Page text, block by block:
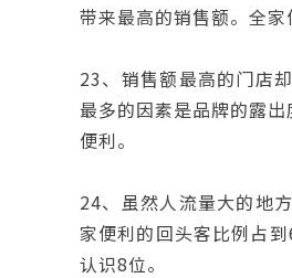
带来最高的销售额。全
23、销售额最高的门店
最多的因素是品牌的露
便利。
24、虽然人流量大的地
家便利的回头客比例占
认识8位。